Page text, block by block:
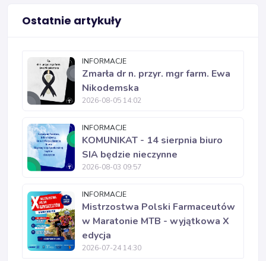
Ostatnie artykuły
INFORMACJE
Zmarła dr n. przyr. mgr farm. Ewa
Nikodemska
2026-08-05 14:02
INFORMACJE
KOMUNIKAT - 14 sierpnia biuro
SIA będzie nieczynne
2026-08-03 09:57
INFORMACJE
Mistrzostwa Polski Farmaceutów
w Maratonie MTB - wyjątkowa X
edycja
2026-07-24 14:30